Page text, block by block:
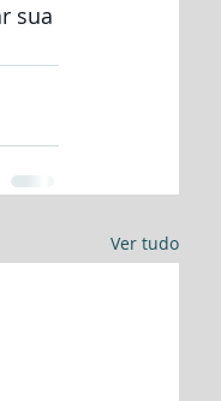
sua
Ver tudo